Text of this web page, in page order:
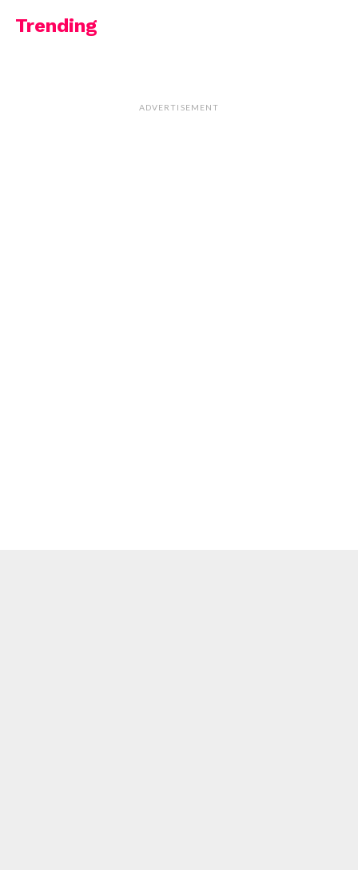
Trending
ADVERTISEMENT